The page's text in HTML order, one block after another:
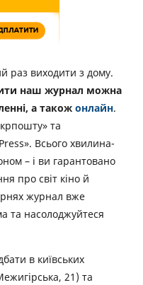
раз виходити з дому.
наш журнал можна
а також онлайн.
та
Всього хвилина-
– і ви гарантовано
про світ кіно й
журнал вже
та насолоджуйтеся
в київських
21) та